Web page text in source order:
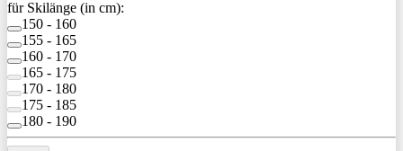
für Skilänge (in cm):
150 - 160
155 - 165
160 - 170
165 - 175
170 - 180
175 - 185
180 - 190